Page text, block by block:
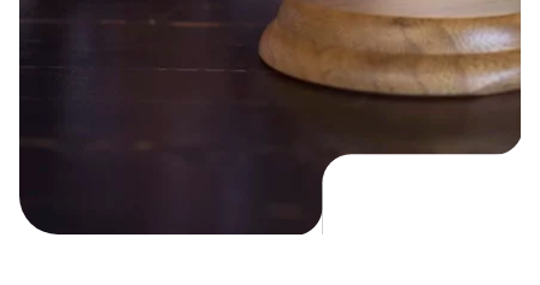
Quelles sanctions en cas de non-respect ?
Le Code de la Consommation sanctionne tout
pouvant aller jusqu’à 3 000€
pour les personnes physiques et 15 000€ pour les
personnes morales. Le consommateur peut aussi